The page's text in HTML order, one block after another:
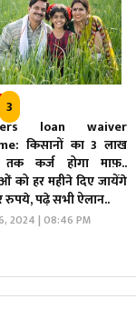
3
loan waiver
किसानों का 3 लाख
कर्ज होगा माफ़..
को हर महीने दिए जायेंगे
रुपये, पढ़े सभी ऐलान..
2024 | 08:46 PM